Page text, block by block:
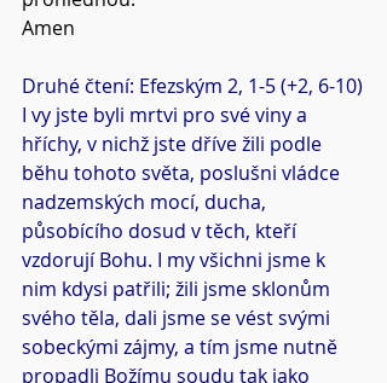
Amen
Druhé čtení: Efezským 2, 1-5 (+2, 6-10)
I vy jste byli mrtvi pro své viny a
hříchy, v nichž jste dříve žili podle
běhu tohoto světa, poslušni vládce
nadzemských mocí, ducha,
působícího dosud v těch, kteří
vzdorují Bohu. I my všichni jsme k
nim kdysi patřili; žili jsme sklonům
svého těla, dali jsme se vést svými
sobeckými zájmy, a tím jsme nutně
propadli Božímu soudu tak jako